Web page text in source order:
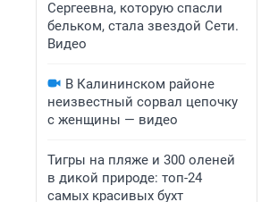
Сергеевна, которую спасли
бельком, стала звездой Сети.
Видео
В Калининском районе
неизвестный сорвал цепочку
с женщины — видео
Тигры на пляже и 300 оленей
в дикой природе: топ-24
самых красивых бухт